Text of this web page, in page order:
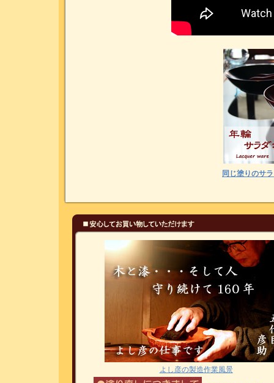
同じ塗りのサ
よし彦の製造作業風景